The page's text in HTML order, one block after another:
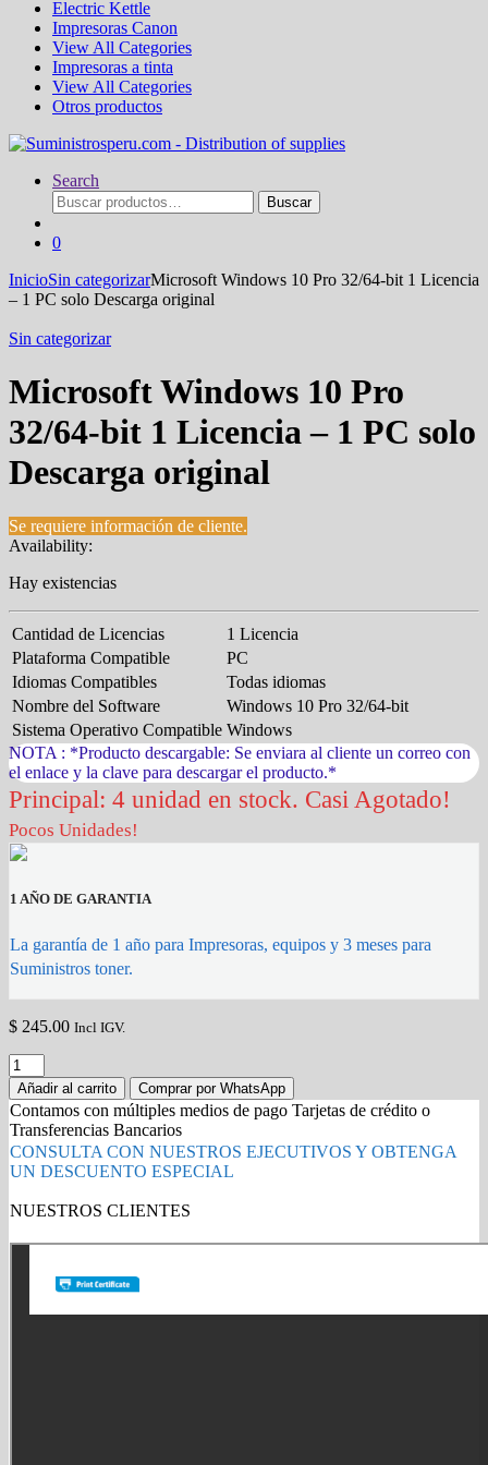
Electric Kettle
Impresoras Canon
View All Categories
Impresoras a tinta
View All Categories
Otros productos
Search
Buscar
por:
Buscar
0
InicioSin categorizarMicrosoft Windows 10 Pro 32/64-bit 1 Licencia
– 1 PC solo Descarga original
Sin categorizar
Microsoft Windows 10 Pro
32/64-bit 1 Licencia – 1 PC solo
Descarga original
Se requiere información de cliente.
Availability:
Hay existencias
Cantidad de Licencias
1 Licencia
Plataforma Compatible
PC
Idiomas Compatibles
Todas idiomas
Nombre del Software
Windows 10 Pro 32/64-bit
Sistema Operativo Compatible Windows
NOTA : *Producto descargable: Se enviara al cliente un correo con
el enlace y la clave para descargar el producto.*
Principal: 4 unidad en stock. Casi Agotado!
Pocos Unidades!
1 AÑO DE GARANTIA
La garantía de 1 año para Impresoras, equipos y 3 meses para
Suministros toner.
$ 245.00 Incl IGV.
Microsoft
Windows
10
Pro
32/64-
bit
1
-
1
Descarga
original
Añadir al carrito Comprar por WhatsApp
Contamos con múltiples medios de pago Tarjetas de crédito o
Transferencias Bancarios
CONSULTA CON NUESTROS EJECUTIVOS Y OBTENGA
UN DESCUENTO ESPECIAL
NUESTROS CLIENTES